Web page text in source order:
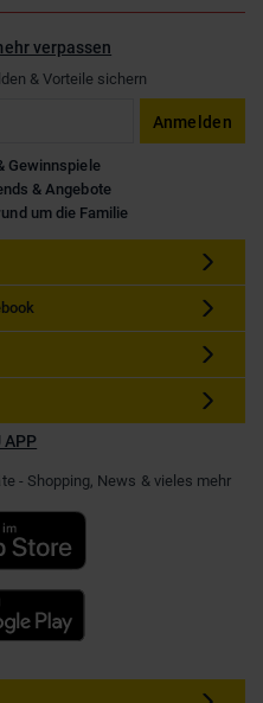
verpassen
& Vorteile sichern
Anmelden
Gewinnspiele
& Angebote
um die Familie
APP
- Shopping, News & vieles mehr